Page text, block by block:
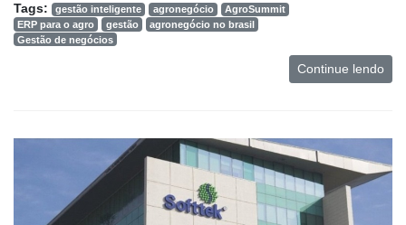
Tags: gestão inteligente agronegócio
AgroSummit
ERP para o agro
gestão
agronegócio no brasil
Gestão de negócios
Continue lendo